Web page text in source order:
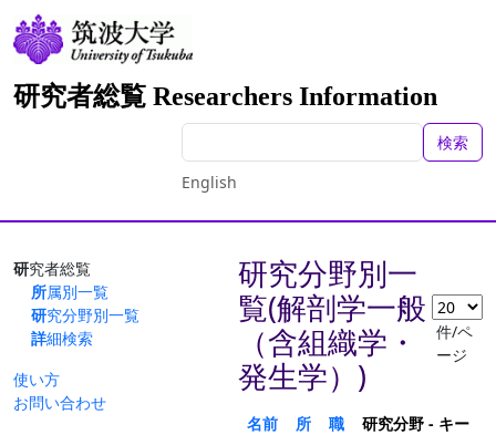
研究者総覧 Researchers Information
検索
English
研究者総覧
所属別一覧
研究分野別一覧
詳細検索
使い方
お問い合わせ
研究分野別一
覧(解剖学一般
（含組織学・
発生学）)
件/ペ
ージ
名前
所
職
研究分野 - キー